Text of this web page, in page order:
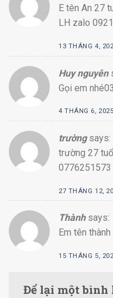
E tên An 27
LH zalo
13 THÁNG 4,
Huy nguyên
Gọi em
4 THÁNG 6,
trường says:
trường 27
0776251573
27 THÁNG 12,
Thành says:
Em tên
15 THÁNG 5,
Để lại một bình